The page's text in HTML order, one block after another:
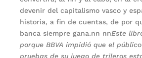
devenir del capitalismo vasco y
historia, a fin de cuentas, de por
banca siempre gana.nn nnEste
porque BBVA impidió que el
pruebas de su juego de trileros